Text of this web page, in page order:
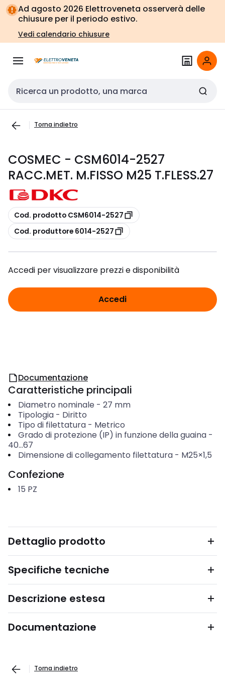
Vai alla
navigazione
Vai
alla
pagina
Ad agosto 2026 Elettroveneta osserverà delle
chiusure per il periodo estivo.
Vedi calendario chiusure
Cerca input
Torna indietro
COSMEC - CSM6014-2527
RACC.MET. M.FISSO M25 T.FLESS.27
copia
Cod. prodotto CSM6014-2527
copia
Cod. produttore 6014-2527
Accedi per visualizzare prezzi e disponibilità
Accedi
Documentazione
Caratteristiche principali
Diametro nominale - 27 mm
Tipologia- Diritto
Tipo di filettatura- Metrico
Grado di protezione (IP) in funzione della guaina-
40...67
Dimensione di collegamento filettatura- M25×1,5
Confezione
15 PZ
Dettaglio prodotto
Specifiche tecniche
Descrizione estesa
Documentazione
Torna indietro